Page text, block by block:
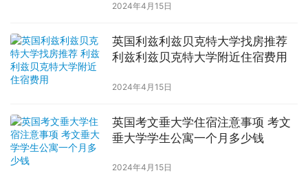
2024年4月15日
英国利兹利兹贝克特大学找房推荐
利兹利兹贝克特大学附近住宿费用
2024年4月15日
英国考文垂大学住宿注意事项 考文
垂大学学生公寓一个月多少钱
2024年4月15日